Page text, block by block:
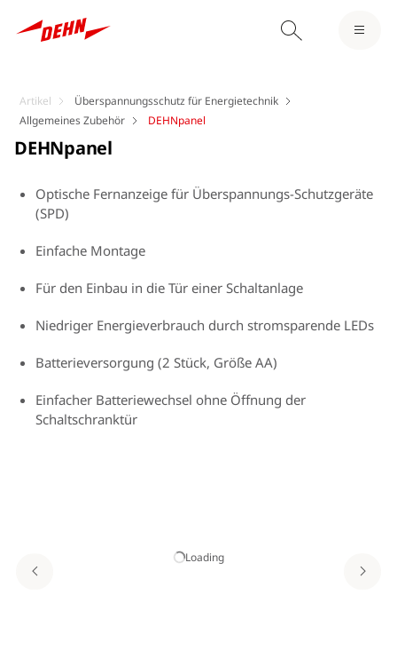
Artikel
Überspannungsschutz für Energietechnik
Allgemeines Zubehör
DEHNpanel
Loading
DEHNpanel
Optische Fernanzeige für Überspannungs-Schutzgeräte
(SPD)
Einfache Montage
Für den Einbau in die Tür einer Schaltanlage
Niedriger Energieverbrauch durch stromsparende LEDs
Batterieversorgung (2 Stück, Größe AA)
Einfacher Batteriewechsel ohne Öffnung der
Schaltschranktür